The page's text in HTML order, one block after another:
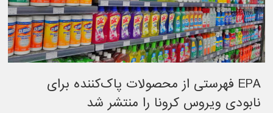
EPA فهرستی از محصولات پاک‌کننده برای
نابودی ویروس کرونا را منتشر شد